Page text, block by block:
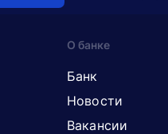
О банке
Банк
Новости
Вакансии